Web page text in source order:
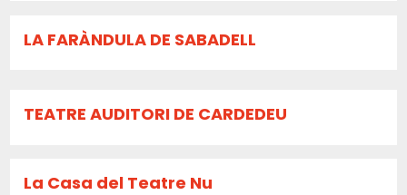
LA FARÀNDULA DE SABADELL
TEATRE AUDITORI DE CARDEDEU
La Casa del Teatre Nu